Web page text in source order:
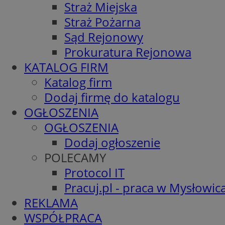
Straż Miejska
Straż Pożarna
Sąd Rejonowy
Prokuratura Rejonowa
KATALOG FIRM
Katalog firm
Dodaj firmę do katalogu
OGŁOSZENIA
OGŁOSZENIA
Dodaj ogłoszenie
POLECAMY
Protocol IT
Pracuj.pl - praca w
REKLAMA
WSPÓŁPRACA